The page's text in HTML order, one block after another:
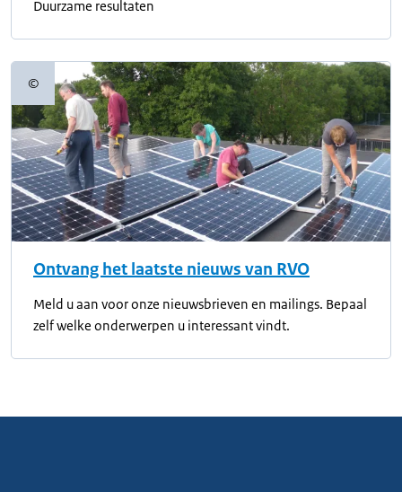
Duurzame resultaten
©Copyrightinformatie
Ontvang het laatste nieuws van RVO
Meld u aan voor onze nieuwsbrieven en mailings. Bepaal
zelf welke onderwerpen u interessant vindt.